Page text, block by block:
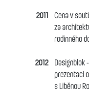
2011
Cena v
za
rodinného
2012
Designblok
prezentaci
s Liběnou